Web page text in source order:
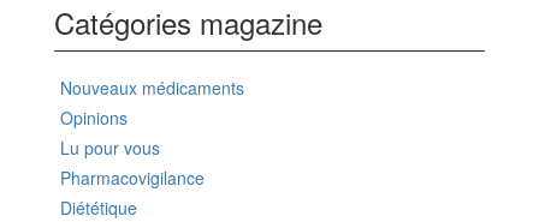
Catégories magazine
Nouveaux médicaments
Opinions
Lu pour vous
Pharmacovigilance
Diététique